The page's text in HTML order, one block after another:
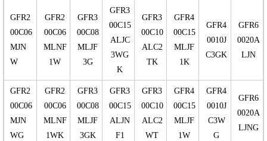
GFR2
00C06
MJN
W
GFR2
00C06
MLNF
1W
GFR3
00C08
MLJF
3G
GFR3
00C15
ALJC
3WG
K
GFR3
00C10
ALC2
TK
GFR4
00C15
MLJF
1K
GFR4
0010J
C3GK
GFR6
0020A
LJN
GFR2
00C06
MJN
WG
GFR2
00C06
MLNF
1WK
GFR3
00C08
MLJF
3GK
GFR3
00C15
ALJN
F1
GFR3
00C10
ALC2
WT
GFR4
00C15
MLJF
1W
GFR4
0010J
C3W
G
GFR6
0020A
LJNG